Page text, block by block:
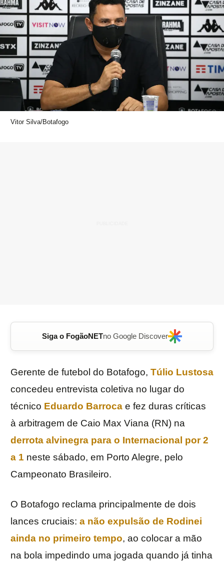
Vitor Silva/Botafogo
Siga o FogãoNETno Google Discover
Gerente de futebol do Botafogo, Túlio Lustosa
concedeu entrevista coletiva no lugar do
técnico Eduardo Barroca e fez duras críticas
à arbitragem de Caio Max Viana (RN) na
derrota alvinegra para o Internacional por 2
a 1 neste sábado, em Porto Alegre, pelo
Campeonato Brasileiro.
O Botafogo reclama principalmente de dois
lances cruciais: a não expulsão de Rodinei
ainda no primeiro tempo, ao colocar a mão
na bola impedindo uma jogada quando já tinha